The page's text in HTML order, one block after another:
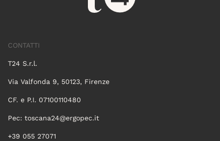
CONTATTI
T24 S.r.l.
Via Valfonda 9, 50123, Firenze
CF. e P.I. 07100110480
Pec: toscana24@ergopec.it
+39 055 27071